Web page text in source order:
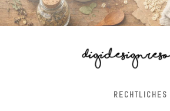
RECHTLICHES